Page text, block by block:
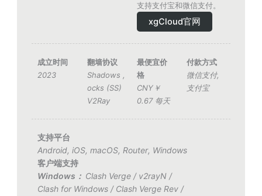
支持支付宝和微信支付。
xgCloud官网
成立时间
2023
翻墙协议
Shadows
ocks (SS)
,
V2Ray
最便宜价
格
CNY￥
0.67 每天
付款方式
微信支付,
支付宝
支持平台
Android,iOS,macOS, Router, Windows
客户端支持
Windows： Clash Verge / v2rayN /
Clash for Windows / Clash Verge Rev /